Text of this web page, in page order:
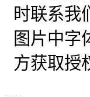
时联系我
图片中字
方获取授